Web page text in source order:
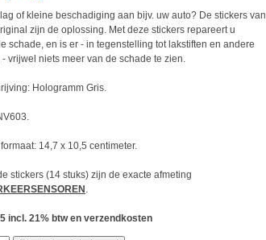
of kleine beschadiging aan bijv. uw auto? De stickers van
zijn de oplossing. Met deze stickers repareert u
schade, en is er - in tegenstelling tot lakstiften en andere
vrijwel niets meer van de schade te zien.
Hologramm Gris.
14,7 x 10,5 centimeter.
stickers (14 stuks) zijn de exacte afmeting
.
incl. 21% btw en verzendkosten